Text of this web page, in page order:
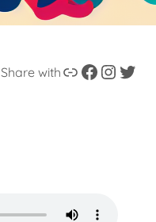
Share with Enllaç Facebook Instagram Twitter